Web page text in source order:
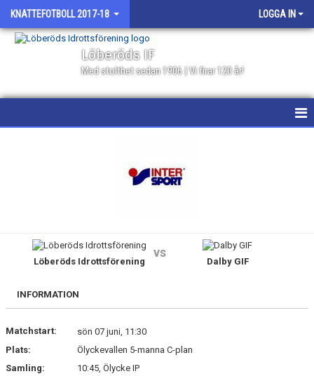
KNATTEFOTBOLL 2017-18 LOGGA IN
Löberöds IF
Med stolthet sedan 1906 | Vi firar 120 år!
TRUPPEN
BILDGALLERI
KONTAKT
Löberöds Idrottsförening
vs
Dalby GIF
INFORMATION
Matchstart:
sön 07 juni, 11:30
Plats:
Ölyckevallen 5-manna C-plan
Samling:
10:45, Ölycke IP